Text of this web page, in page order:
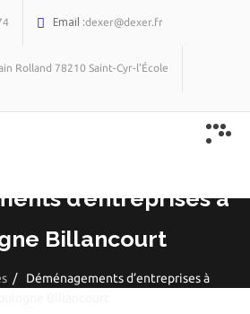
Email :dexer@dexer.fr
Rolland 78210 Saint-Cyr-l'École
d’entreprises à
Billancourt
/
Déménagements d’entreprises à